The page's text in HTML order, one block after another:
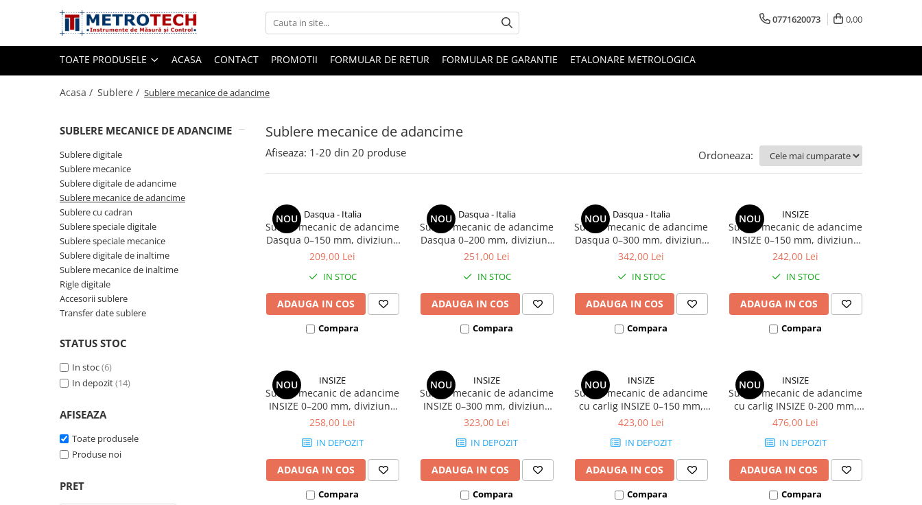
Toate Produsele
Sublere
Sublere digitale
Sublere mecanice
Sublere digitale de adancime
Sublere mecanice de adancime
Sublere cu cadran
Sublere speciale digitale
Sublere speciale mecanice
Sublere digitale de inaltime
Sublere mecanice de inaltime
Accesorii sublere
Transfer date sublere
Micrometre
Micrometre de interior in 2 puncte
Micrometre de adancime
0771620073 0,00
TOATE PRODUSELE ACASA CONTACT PROMOTII FORMULAR DE RETUR FORMULAR DE GARANTIE ETALONARE METROLOGICA
Acasa / Sublere / Sublere mecanice de adancime
Sublere mecanice de adancime
SUBLERE MECANICE DE ADANCIME
Sublere digitale
Sublere mecanice
Sublere digitale de adancime
Sublere mecanice de adancime
Sublere cu cadran
Sublere speciale digitale
Sublere speciale mecanice
Sublere digitale de inaltime
Sublere mecanice de inaltime
Rigle digitale
Accesorii sublere
Transfer date sublere
STATUS STOC
In stoc(6)
In depozit(14)
AFISEAZA
Toate produsele
Produse noi
PRET
Afiseaza: 1-20 din 20 produse Ordoneaza:
NOU Dasqua - Italia
Subler mecanic de adancime
Dasqua 0–150 mm, diviziune
0.02 mm, precizie +/-0.03 mm,
209,00 Lei
IN STOC
ADAUGA IN COS
Compara
NOU Dasqua - Italia
Subler mecanic de adancime
Dasqua 0–200 mm, diviziune
0.02 mm, precizie +/-0.03 mm,
251,00 Lei
IN STOC
ADAUGA IN COS
Compara
NOU Dasqua - Italia
Subler mecanic de adancime
Dasqua 0–300 mm, diviziune
0.02 mm, precizie +/-0.04 mm,
342,00 Lei
IN STOC
ADAUGA IN COS
Compara
NOU INSIZE
Subler mecanic de adancime
INSIZE 0–150 mm, diviziune
0.02 mm, precizie +/-0.03 mm,
242,00 Lei
IN STOC
ADAUGA IN COS
Compara
NOU INSIZE
Subler mecanic de adancime
INSIZE 0–200 mm, diviziune
0.02 mm, precizie +/-0.03 mm,
258,00 Lei
IN DEPOZIT
ADAUGA IN COS
Compara
NOU INSIZE
Subler mecanic de adancime
INSIZE 0–300 mm, diviziune
0.02 mm, precizie +/-0.04 mm,
323,00 Lei
IN DEPOZIT
ADAUGA IN COS
Compara
NOU INSIZE
Subler mecanic de adancime
cu carlig INSIZE 0–150 mm,
diviziune 0.02 mm, precizie
423,00 Lei
IN DEPOZIT
ADAUGA IN COS
Compara
NOU INSIZE
Subler mecanic de adancime
cu carlig INSIZE 0-200 mm,
diviziune 0.02 mm, precizie
476,00 Lei
IN DEPOZIT
ADAUGA IN COS
Compara